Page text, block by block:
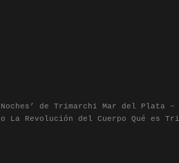
de Trimarchi Mar del Plata –
Revolución del Cuerpo Qué es